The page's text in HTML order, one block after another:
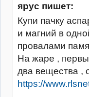
ярус пишет:
Купи пачку
и магний в
провалами
На жаре ,
два вещества ,
https://